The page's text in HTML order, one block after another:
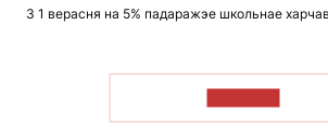
З 1 верасня на 5% падаражэе школьнае